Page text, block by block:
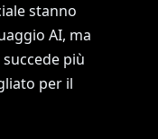
stanno
AI, ma
più
per il